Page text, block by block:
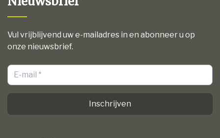
Vul vrijblijvend uw e-mailadres in en abonneer u op
onze nieuwsbrief.
Inschrijven